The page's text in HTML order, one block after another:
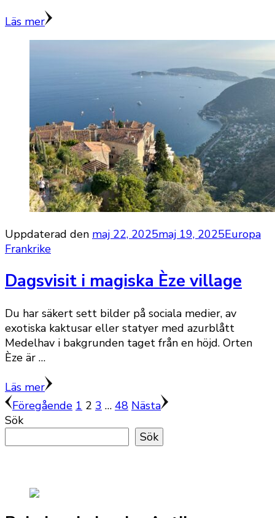
Läs mer
Uppdaterad den maj 22, 2025maj 19, 2025Europa
Frankrike
Dagsvisit i magiska Èze village
Du har säkert sett bilder på sociala medier, av
exotiska kaktusar eller statyer med azurblått
Medelhav i bakgrunden taget från en höjd. Orten
Èze är …
Läs mer
Sidnumrering
för
inlägg
Föregående Sida
1 Sida
2 Sida
3 … Sida
48 Nästa
Sök
Sök